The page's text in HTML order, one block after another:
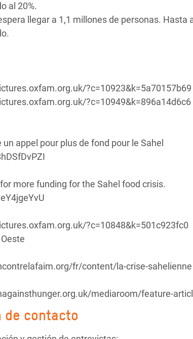
al 20%.
llegar a 1,1 millones de personas.
?c=10923&k=5a70157b69
?c=10949&k=896a14d6c6
appel pour plus de fond pour le Sahel
more funding for the Sahel food crisis.
?c=10848&k=501c923fc0
fr/content/la-crise-sahelienne
mediaroom/feature-
de contacto